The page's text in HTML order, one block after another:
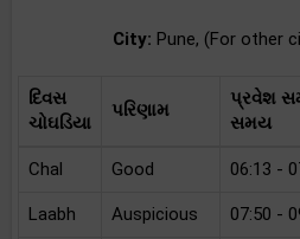
City: Pune, (For other
દિવસ
ચોઘડિયા
પરિણામ
પ્રવેશ
સમય
Chal Good 06:13 -
Laabh Auspicious 07:50 -